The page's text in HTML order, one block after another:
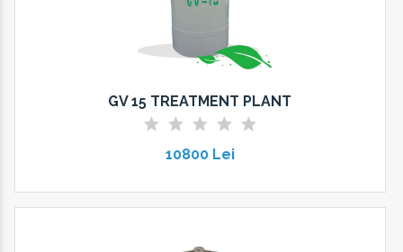
GV 15 TREATMENT PLANT
10800 Lei